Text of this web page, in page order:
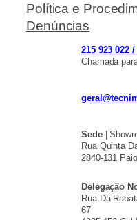
Política e
Denúncias
215 923 022 /
Chamada
Sede|
Rua Quinta
2840-131
Delegação
Rua Da
67